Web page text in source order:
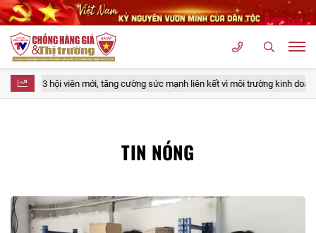
3 hội viên mới, tăng cường sức mạnh liên kết vì môi trường kinh doanh lành
TIN NÓNG